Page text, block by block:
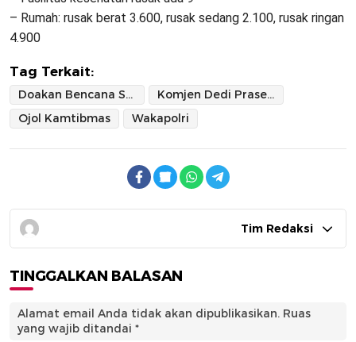
– Rumah: rusak berat 3.600, rusak sedang 2.100, rusak ringan
4.900
Tag Terkait:
Doakan Bencana Sumatera
Komjen Dedi Prasetyo
Ojol Kamtibmas
Wakapolri
Tim Redaksi
TINGGALKAN BALASAN
Alamat email Anda tidak akan dipublikasikan. Ruas
yang wajib ditandai *